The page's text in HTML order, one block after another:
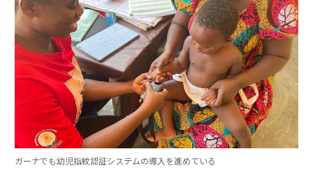
ガーナでも幼児指紋認証システムの導入を進めている